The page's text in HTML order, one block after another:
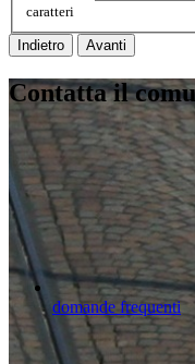
caratteri
Indietro Avanti
Contatta il
domande frequenti